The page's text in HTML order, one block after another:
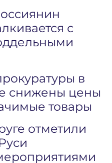
с
в
снижены цены
товары
отметили